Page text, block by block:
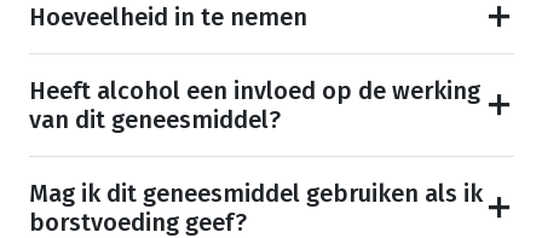
Hoeveelheid in te nemen
Heeft alcohol een invloed op de werking
van dit geneesmiddel?
Mag ik dit geneesmiddel gebruiken als ik
borstvoeding geef?